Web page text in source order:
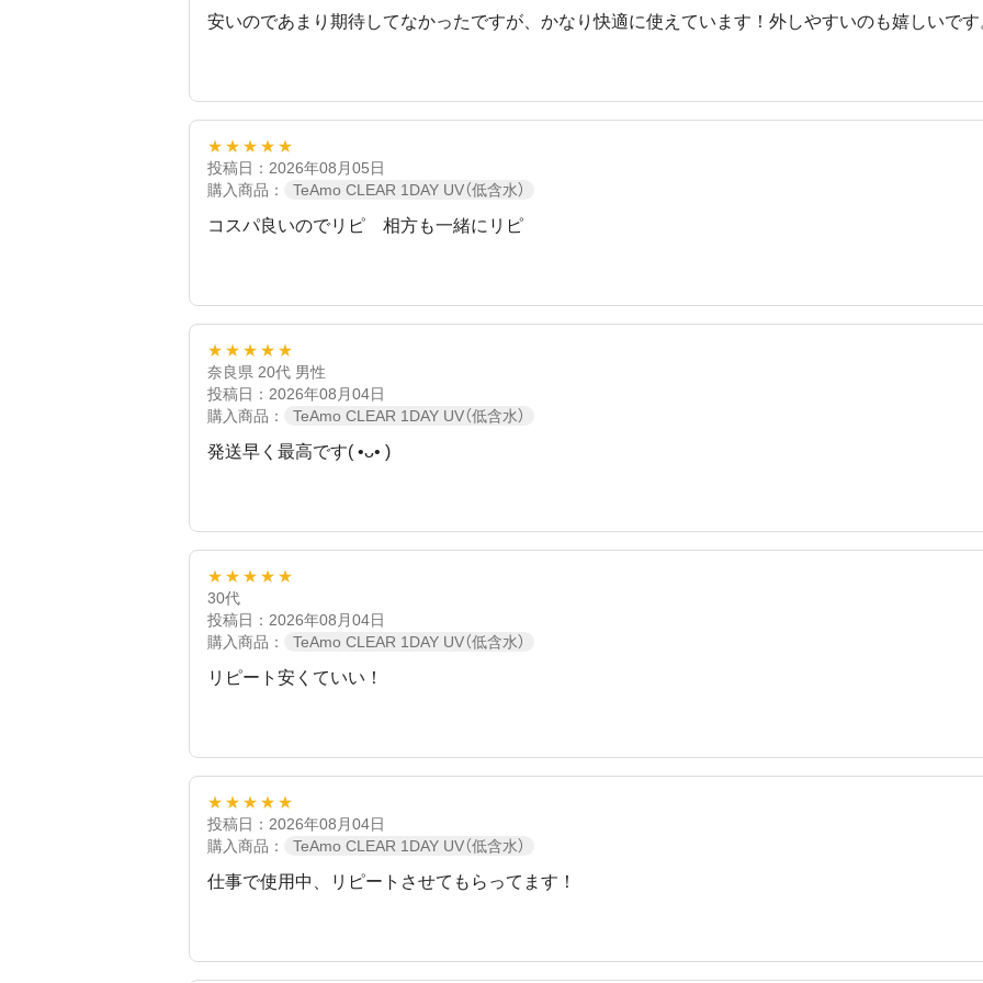
安いのであまり期待してなかったですが、かなり快適に使えています！外しやすいのも嬉しいです
★★★★★
投稿日：2026年08月05日
購入商品：
TeAmo CLEAR 1DAY UV（低含水）
コスパ良いのでリピ 相方も一緒にリピ
★★★★★
奈良県 20代 男性
投稿日：2026年08月04日
購入商品：
TeAmo CLEAR 1DAY UV（低含水）
発送早く最高です( •ᴗ• )
★★★★★
30代
投稿日：2026年08月04日
購入商品：
TeAmo CLEAR 1DAY UV（低含水）
リピート安くていい！
★★★★★
投稿日：2026年08月04日
購入商品：
TeAmo CLEAR 1DAY UV（低含水）
仕事で使用中、リピートさせてもらってます！